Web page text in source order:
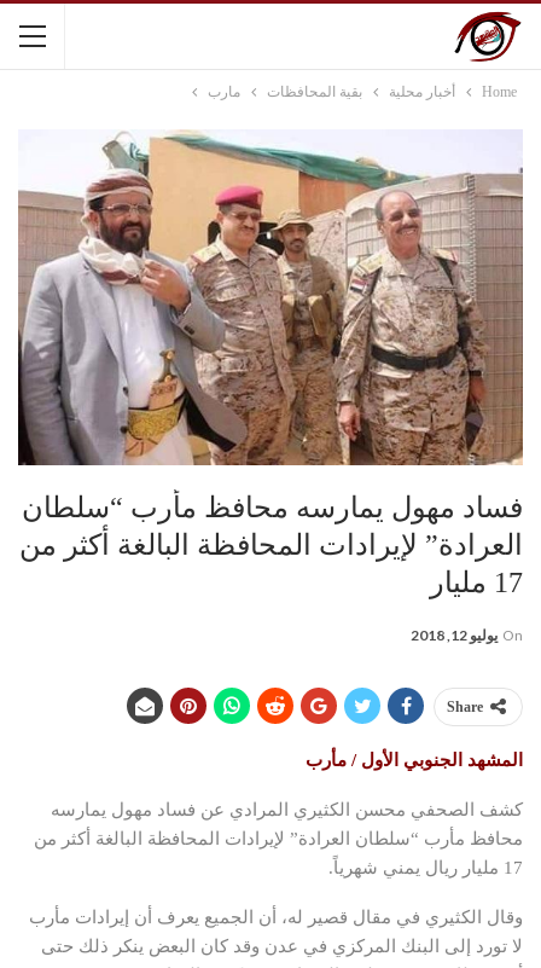
Home أخبار محلية بقية المحافظات مارب
فساد مهول يمارسه محافظ مأرب “سلطان
العرادة” لإيرادات المحافظة البالغة أكثر من
17 مليار
On يوليو 12, 2018
Share
المشهد الجنوبي الأول / مأرب
كشف الصحفي محسن الكثيري المرادي عن فساد مهول يمارسه
محافظ مأرب “سلطان العرادة” لإيرادات المحافظة البالغة أكثر من
17 مليار ريال يمني شهرياً.
وقال الكثيري في مقال قصير له، أن الجميع يعرف أن إيرادات مأرب
لا تورد إلى البنك المركزي في عدن وقد كان البعض ينكر ذلك حتى